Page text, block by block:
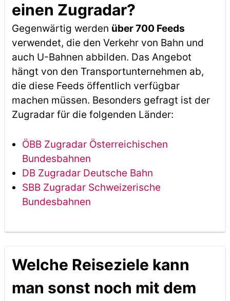
einen Zugradar?
Gegenwärtig werden über 700 Feeds
verwendet, die den Verkehr von Bahn und
auch U-Bahnen abbilden. Das Angebot
hängt von den Transportunternehmen ab,
die diese Feeds öffentlich verfügbar
machen müssen. Besonders gefragt ist der
Zugradar für die folgenden Länder:
ÖBB Zugradar Österreichischen
Bundesbahnen
DB Zugradar Deutsche Bahn
SBB Zugradar Schweizerische
Bundesbahnen
Welche Reiseziele kann
man sonst noch mit dem